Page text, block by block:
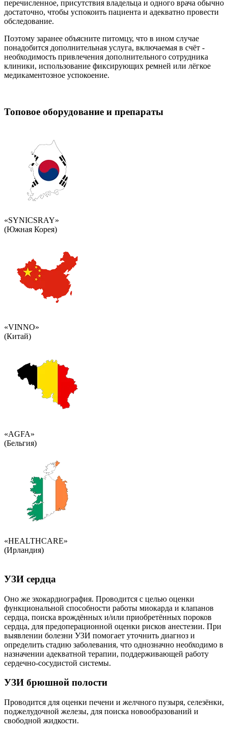
перечисленное, присутствия владельца и одного врача обычно
достаточно, чтобы успокоить пациента и адекватно провести
обследование.
Поэтому заранее объясните питомцу, что в ином случае
понадобится дополнительная услуга, включаемая в счёт -
необходимость привлечения дополнительного сотрудника
клиники, использование фиксирующих ремней или лёгкое
медикаментозное успокоение.
Топовое оборудование и препараты
«SYNICSRAY»
(Южная Корея)
«VINNO»
(Китай)
«AGFA»
(Бельгия)
«HEALTHCARE»
(Ирландия)
УЗИ сердца
Оно же эхокардиография. Проводится с целью оценки
функциональной способности работы миокарда и клапанов
сердца, поиска врождённых и/или приобретённых пороков
сердца, для предоперационной оценки рисков анестезии. При
выявлении болезни УЗИ помогает уточнить диагноз и
определить стадию заболевания, что однозначно необходимо в
назначении адекватной терапии, поддерживающей работу
сердечно-сосудистой системы.
УЗИ брюшной полости
Проводится для оценки печени и желчного пузыря, селезёнки,
поджелудочной железы, для поиска новообразований и
свободной жидкости.